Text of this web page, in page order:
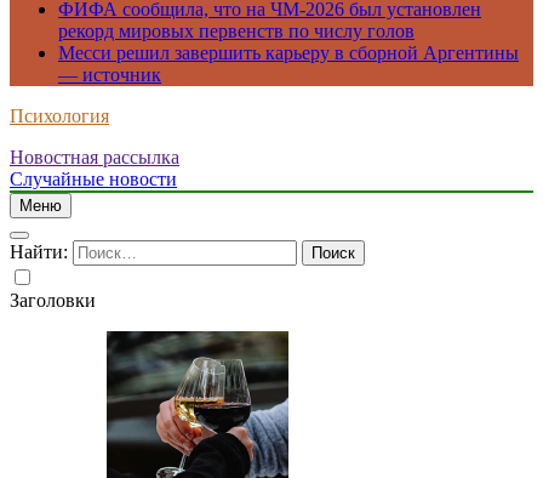
ФИФА сообщила, что на ЧМ-2026 был установлен
рекорд мировых первенств по числу голов
Месси решил завершить карьеру в сборной Аргентины
— источник
Психология
Новостная рассылка
Случайные новости
Меню
Найти:
Заголовки